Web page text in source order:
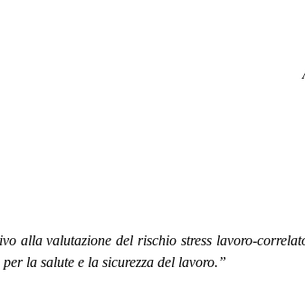
alla valutazione del rischio stress lavoro-
la salute e la sicurezza del lavoro.”